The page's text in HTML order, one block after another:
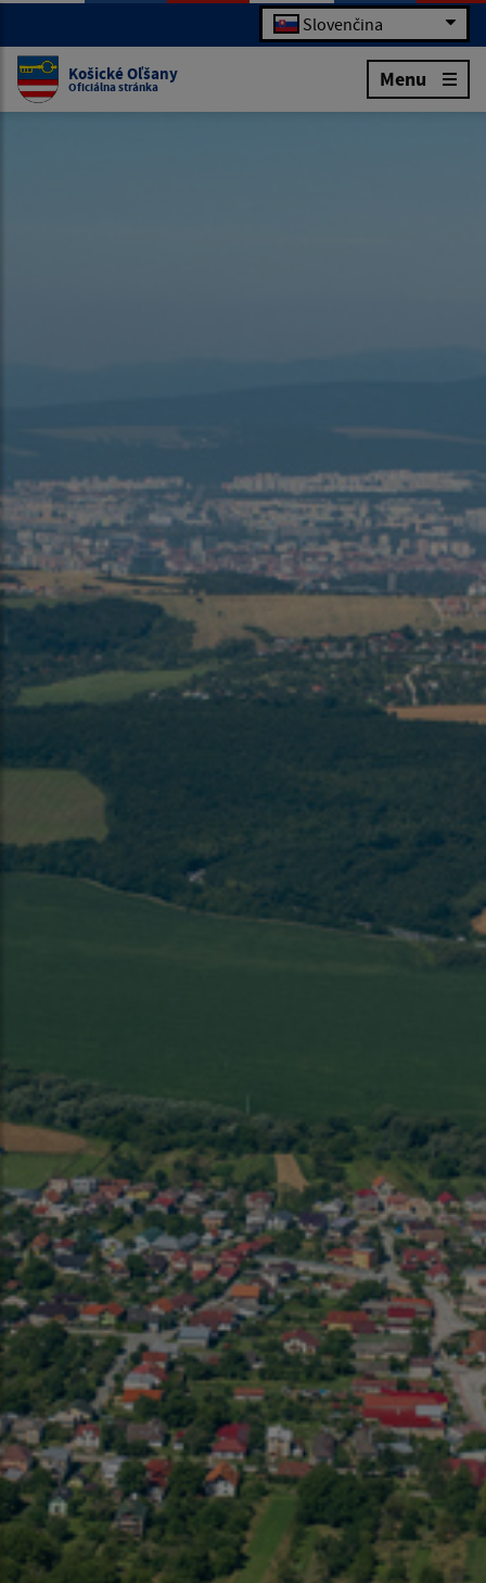
Slovenčina
Košické Oľšany
Oficiálna stránka Menu